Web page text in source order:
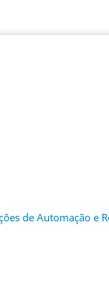
de Automação e